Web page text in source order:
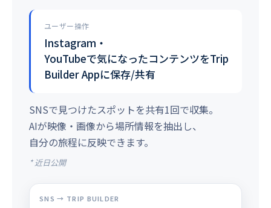
ユーザー操作
Instagram・
YouTubeで気になったコンテンツをTrip
Builder Appに保存/共有
SNSで見つけたスポットを共有1回で収集。
AIが映像・画像から場所情報を抽出し、
自分の旅程に反映できます。
* 近日公開
SNS → TRIP BUILDER